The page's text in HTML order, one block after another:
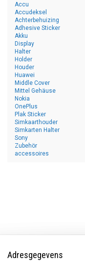
Accu
Accudeksel
Achterbehuizing
Adhesive Sticker
Akku
Display
Halter
Holder
Houder
Huawei
Middle Cover
Mittel Gehäuse
Nokia
OnePlus
Plak Sticker
Simkaarthouder
Simkarten Halter
Sony
Zubehör
accessoires
Adresgegevens